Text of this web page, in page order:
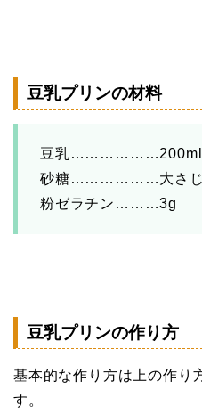
豆乳プリンの材料
豆乳………………200ml
砂糖………………大さじ1
粉ゼラチン………3g
豆乳プリンの作り方
基本的な作り方は上の作り
す。